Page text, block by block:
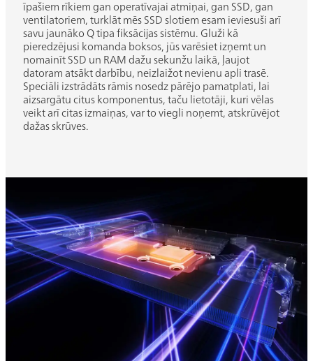
īpašiem rīkiem gan operatīvajai atmiņai, gan SSD, gan
ventilatoriem, turklāt mēs SSD slotiem esam ieviesuši arī
savu jaunāko Q tipa fiksācijas sistēmu. Gluži kā
pieredzējusi komanda boksos, jūs varēsiet izņemt un
nomainīt SSD un RAM dažu sekunžu laikā, ļaujot
datoram atsākt darbību, neizlaižot nevienu apli trasē.
Speciāli izstrādāts rāmis nosedz pārējo pamatplati, lai
aizsargātu citus komponentus, taču lietotāji, kuri vēlas
veikt arī citas izmaiņas, var to viegli noņemt, atskrūvējot
dažas skrūves.